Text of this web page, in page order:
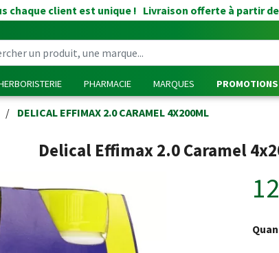
chaque client est unique ! Livraison offerte à partir de
PHARMACIE MARQUES PROMOTIONS
DELICAL EFFIMAX 2.0 CARAMEL 4X200ML
Delical Effimax 2.0 Caramel